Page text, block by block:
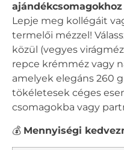
ajándékcsomagokhoz
Lepje meg kollégáit
termelői mézzel!
közül (vegyes
repce krémméz vagy
amelyek elegáns 260
tökéletesek céges
csomagokba vagy
💰 Mennyiségi